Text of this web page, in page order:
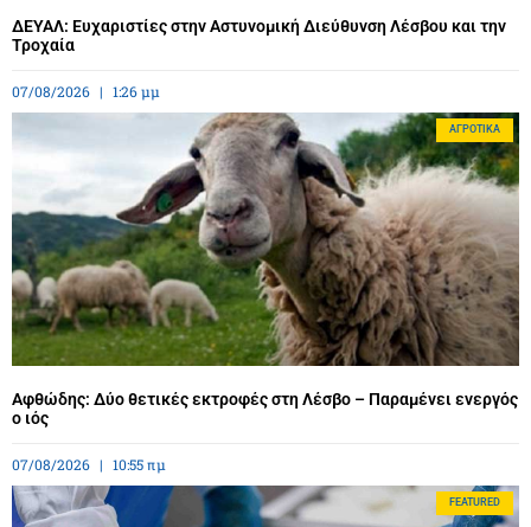
ΔΕΥΑΛ: Ευχαριστίες στην Αστυνομική Διεύθυνση Λέσβου και την
Τροχαία
07/08/2026 1:26 μμ
ΑΓΡΟΤΙΚΆ
Αφθώδης: Δύο θετικές εκτροφές στη Λέσβο – Παραμένει ενεργός
ο ιός
07/08/2026 10:55 πμ
FEATURED